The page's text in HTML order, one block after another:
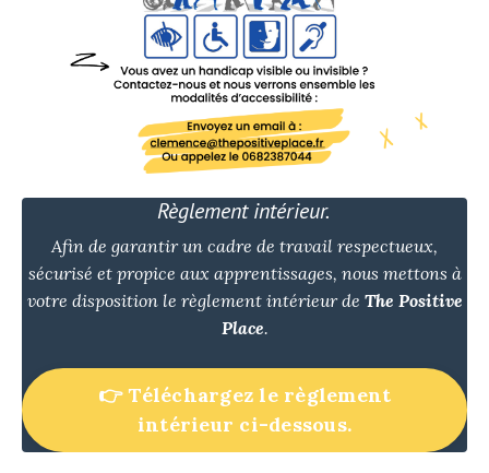
Règlement intérieur.
Afin de garantir un cadre de travail respectueux,
sécurisé et propice aux apprentissages, nous mettons à
votre disposition le règlement intérieur de The Positive
Place.
👉 Téléchargez le règlement
intérieur ci-dessous.